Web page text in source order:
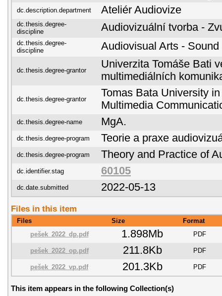
dc.description.department Ateliér Audiovize
dc.thesis.degree-
discipline
Audiovizuální tvorba -
dc.thesis.degree-
discipline
Audiovisual Arts -
dc.thesis.degree-grantor
Univerzita Tomáše Bati
multimediálních
dc.thesis.degree-grantor
Tomas Bata University
Multimedia
dc.thesis.degree-name MgA.
dc.thesis.degree-program Teorie a praxe
dc.thesis.degree-program Theory and Practice of
dc.identifier.stag 60105
dc.date.submitted 2022-05-13
Files in this item
Files Size
Format
pešek_2022_dp.pdf
1.898Mb PDF
pešek_2022_op.pdf 211.8Kb PDF
pešek_2022_vp.pdf 201.3Kb PDF
This item appears in the following Collection(s)